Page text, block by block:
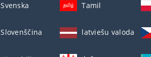
Svenska Tamil
Slovenščina latviešu valoda